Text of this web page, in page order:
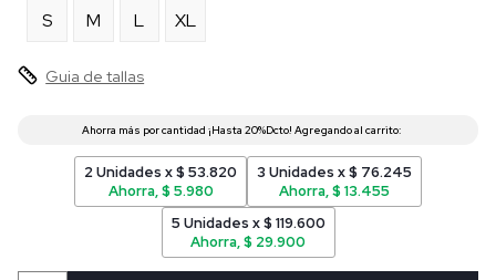
S
M L XL
Guia de tallas
2 Unidades x $ 53.820
Ahorra, $ 5.980
3 Unidades x $ 76.245
Ahorra, $ 13.455
5 Unidades x $ 119.600
Ahorra, $ 29.900